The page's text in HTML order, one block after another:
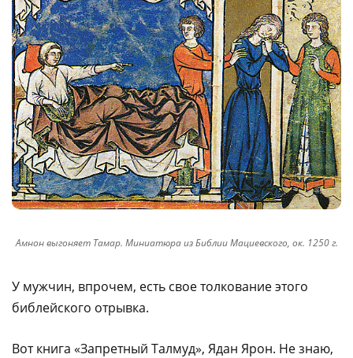
Амнон выгоняет Тамар. Миниатюра из Библии Мациевского, ок. 1250 г.
У мужчин, впрочем, есть свое толкование этого
библейского отрывка.
Вот книга «Запретный Талмуд», Ядан Ярон. Не знаю,